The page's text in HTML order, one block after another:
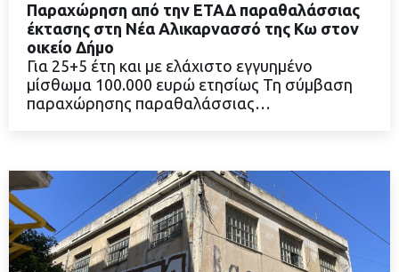
ΔΙΑΒΑΣΤΕ ΠΕΡΙΣΣΟΤΕΡΑ
Παραχώρηση από την ΕΤΑΔ παραθαλάσσιας
έκτασης στη Νέα Αλικαρνασσό της Κω στον
οικείο Δήμο
Για 25+5 έτη και με ελάχιστο εγγυημένο
μίσθωμα 100.000 ευρώ ετησίως Τη σύμβαση
παραχώρησης παραθαλάσσιας…